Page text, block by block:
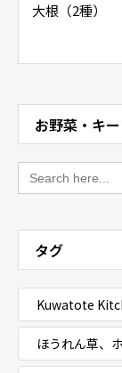
大根（2種）
お野菜・キ
Search
for:
タグ
Kuwatote
ほうれん草、